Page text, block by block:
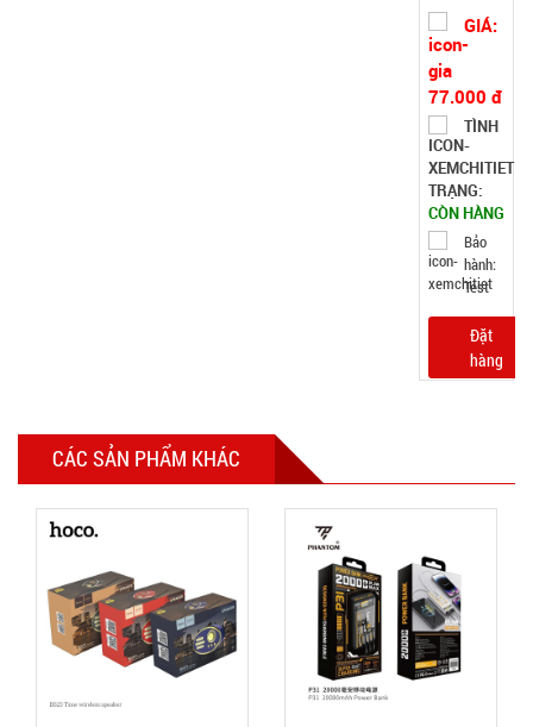
cách âm
thông minh
1M
MÃ
SP:
003055
GIÁ:
7.500 đ
TÌNH
TRẠNG:
Bảo
hành:
Test
Dây chuỗi
Trầm
Hương 108
CÁC SẢN PHẨM KHÁC